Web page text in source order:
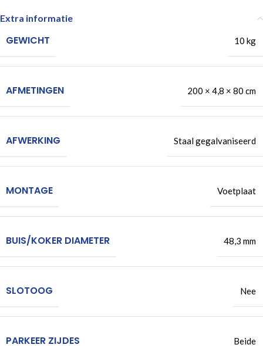
Extra informatie
GEWICHT 10 kg
AFMETINGEN 200 × 4,8 × 80 cm
AFWERKING Staal gegalvaniseerd
MONTAGE Voetplaat
BUIS/KOKER DIAMETER 48,3 mm
SLOTOOG Nee
PARKEER ZIJDES Beide